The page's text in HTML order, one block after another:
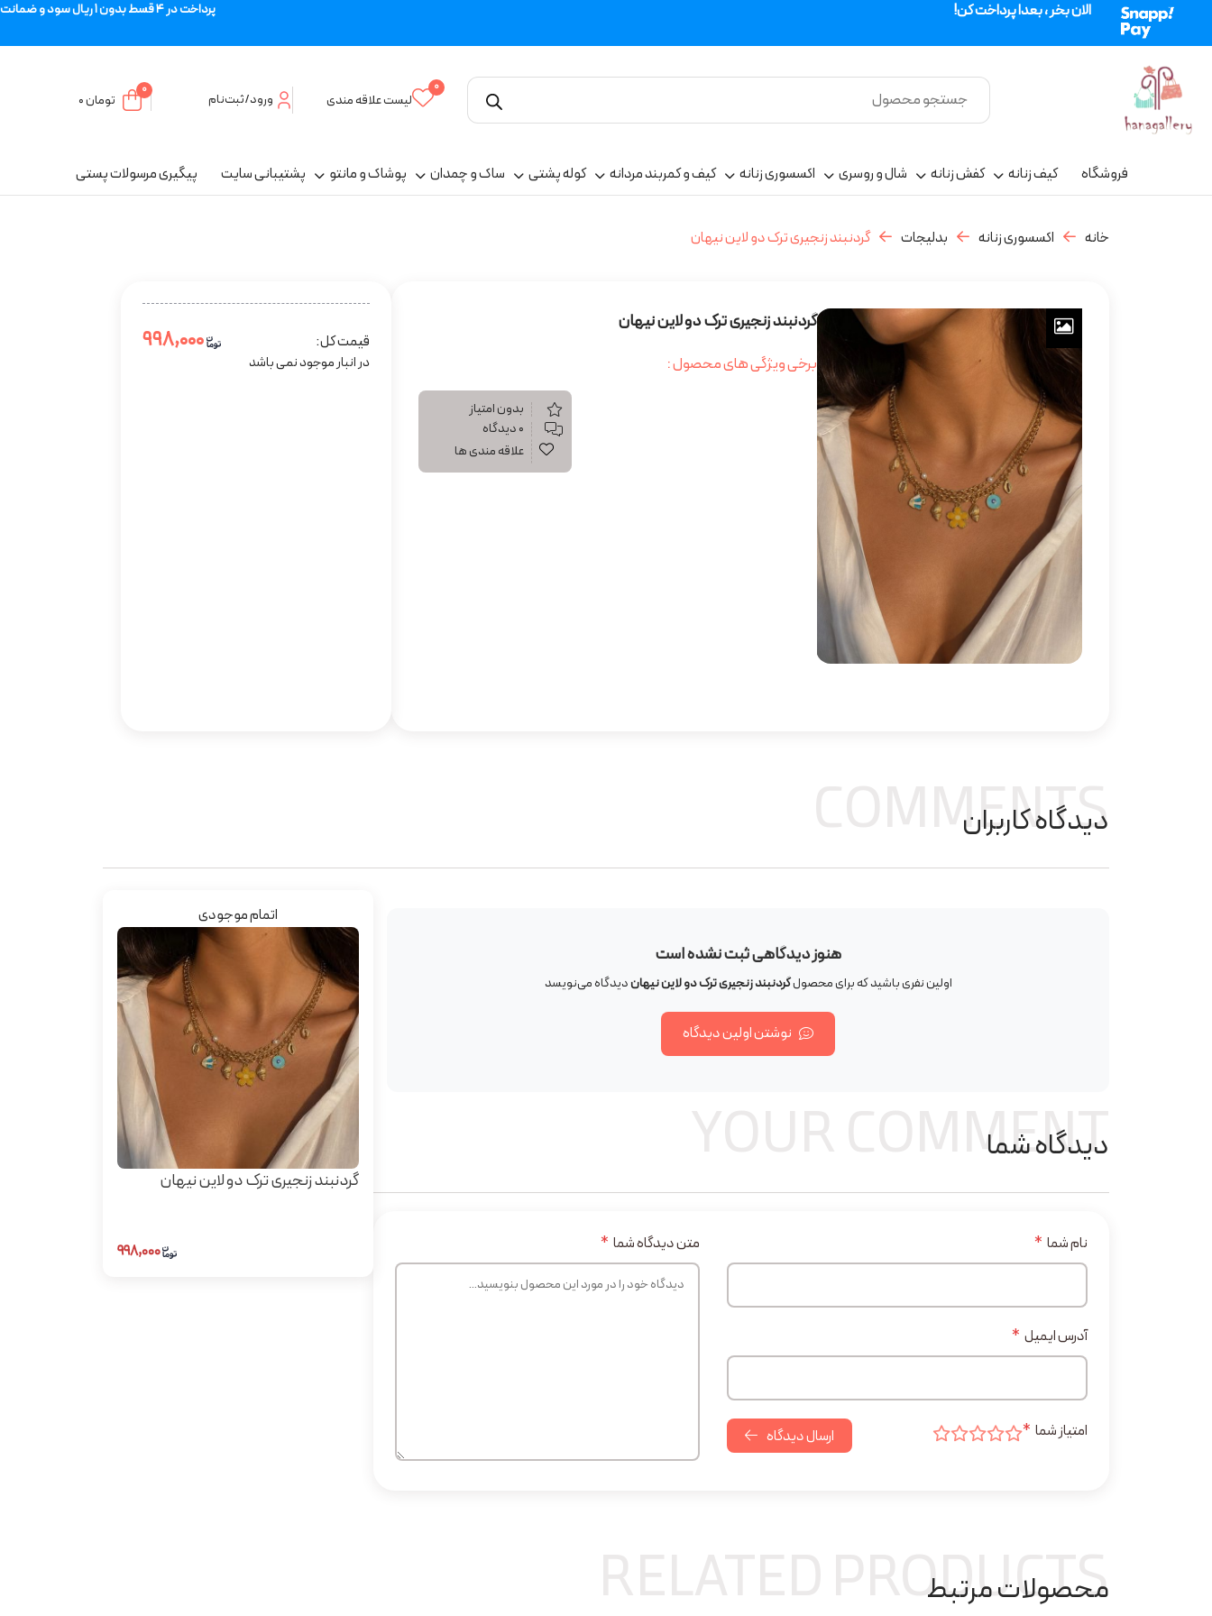
الان بخر ، بعدا پرداخت کن! پرداخت در 4 قسط بدون 1 ریال سود و ضمانت
0
لیست علاقه مندی ورود/ثبت‌نام
0
تومان
فروشگاه کیف زنانه کفش زنانه شال و روسری اکسسوری زنانه کیف و کمربند مردانه کوله پشتی ساک و چمدان پوشاک و مانتو پشتیبانی سایت پیگیری مرسولات پستی
خانه اکسسوری زنانه بدلیجات گردنبند زنجیری ترک دو لاین نیهان
گردنبند زنجیری ترک دو لاین نیهان
برخی ویژگی های محصول :
بدون امتیاز
۰ دیدگاه
علاقه مندی ها
قیمت کل:
در انبار موجود نمی باشد
دیدگاه کاربران
COMMENTS
هنوز دیدگاهی ثبت نشده است
اولین نفری باشید که برای محصولگردنبند زنجیری ترک دو لاین نیهاندیدگاه می‌نویسد
نوشتن اولین دیدگاه
دیدگاه شما
YOUR COMMENT
نام شما *
آدرس ایمیل *
امتیاز شما * ارسال دیدگاه
متن دیدگاه شما *
اتمام موجودی
گردنبند زنجیری ترک دو لاین نیهان
محصولات مرتبط
RELATED PRODUCTS